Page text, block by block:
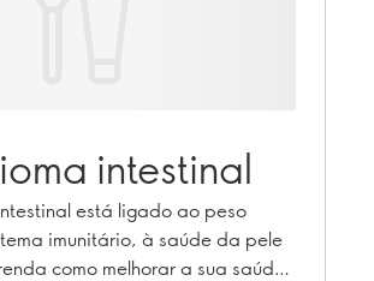
intestinal
está ligado ao peso
imunitário, à saúde da pele
como melhorar a sua saúde